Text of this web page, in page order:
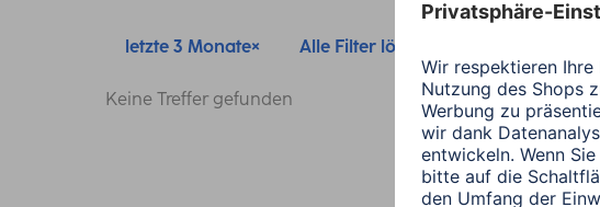
letzte 3 Monate Alle Filter löschen
Keine Treffer gefunden